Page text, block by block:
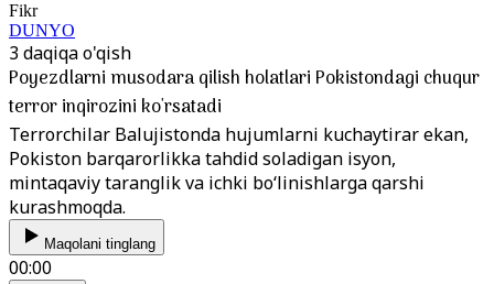
Fikr
DUNYO
3 daqiqa o'qish
Poyezdlarni musodara qilish holatlari Pokistondagi chuqur
terror inqirozini ko'rsatadi
Terrorchilar Balujistonda hujumlarni kuchaytirar ekan,
Pokiston barqarorlikka tahdid soladigan isyon,
mintaqaviy taranglik va ichki boʻlinishlarga qarshi
kurashmoqda.
Maqolani tinglang
00:00